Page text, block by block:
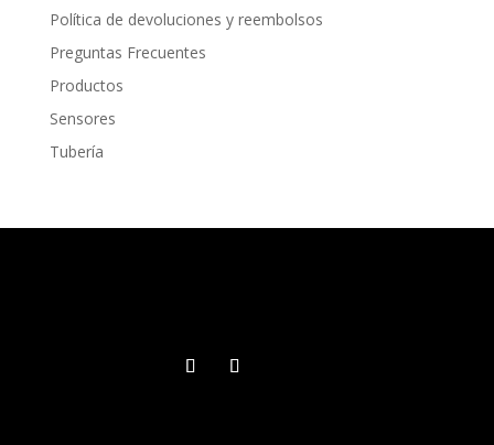
Política de devoluciones y reembolsos
Preguntas Frecuentes
Productos
Sensores
Tubería